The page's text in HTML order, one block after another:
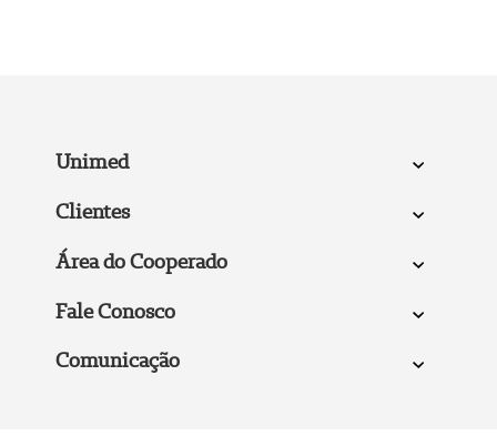
Unimed
Clientes
Área do Cooperado
Fale Conosco
Comunicação